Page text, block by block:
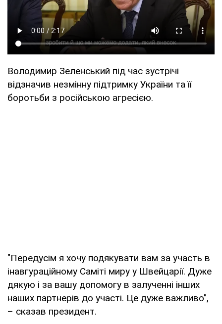
Володимир Зеленський під час зустрічі
відзначив незмінну підтримку України та її
боротьби з російською агресією.
"Передусім я хочу подякувати вам за участь в
інавгураційному Саміті миру у Швейцарії. Дуже
дякую і за вашу допомогу в залученні інших
наших партнерів до участі. Це дуже важливо",
– сказав президент.